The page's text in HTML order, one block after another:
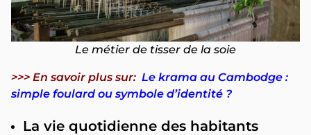
Le métier de tisser de la soie
>>> En savoir plus sur: Le krama au Cambodge :
simple foulard ou symbole d’identité ?
La vie quotidienne des habitants